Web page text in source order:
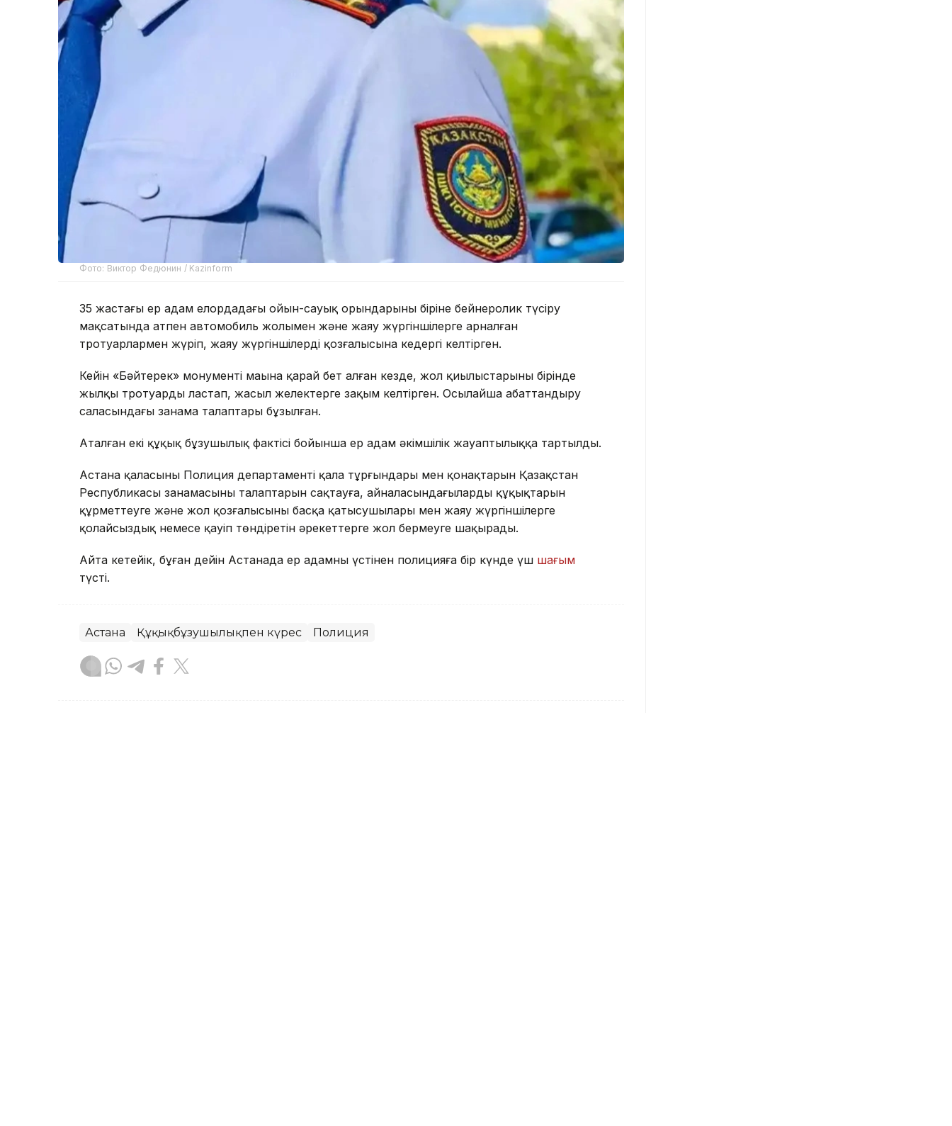
Фото: Виктор Федюнин / Kazinform
35 жастағы ер адам елордадағы ойын-сауық орындарының біріне бейнеролик түсіру
мақсатында атпен автомобиль жолымен және жаяу жүргіншілерге арналған
тротуарлармен жүріп, жаяу жүргіншілердің қозғалысына кедергі келтірген.
Кейін «Бәйтерек» монументі маңына қарай бет алған кезде, жол қиылыстарының бірінде
жылқы тротуарды ластап, жасыл желектерге зақым келтірген. Осылайша абаттандыру
саласындағы заңнама талаптары бұзылған.
Аталған екі құқық бұзушылық фактісі бойынша ер адам әкімшілік жауаптылыққа тартылды.
Астана қаласының Полиция департаменті қала тұрғындары мен қонақтарын Қазақстан
Республикасы заңнамасының талаптарын сақтауға, айналасындағылардың құқықтарын
құрметтеуге және жол қозғалысының басқа қатысушылары мен жаяу жүргіншілерге
қолайсыздық немесе қауіп төндіретін әрекеттерге жол бермеуге шақырады.
Айта кетейік, бұған дейін Астанада ер адамның үстінен полицияға бір күнде үш шағым
түсті.
Астана Құқықбұзушылықпен күрес Полиция